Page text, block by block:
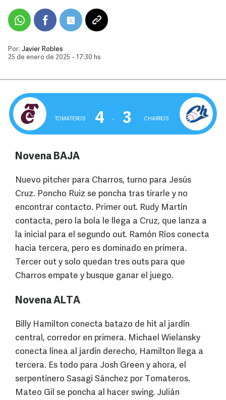
Por: Javier Robles
25 de enero de 2025 - 17:30 hs
TOMATEROS 4 ‒ 3 CHARROS
Novena BAJA
Nuevo pitcher para Charros, turno para Jesús
Cruz. Poncho Ruiz se poncha tras tirarle y no
encontrar contacto. Primer out. Rudy Martín
contacta, pero la bola le llega a Cruz, que lanza a
la inicial para el segundo out. Ramón Ríos conecta
hacia tercera, pero es dominado en primera.
Tercer out y solo quedan tres outs para que
Charros empate y busque ganar el juego.
Novena ALTA
Billy Hamilton conecta batazo de hit al jardín
central, corredor en primera. Michael Wielansky
conecta línea al jardín derecho, Hamilton llega a
tercera. Es todo para Josh Green y ahora, el
serpentinero Sasagi Sánchez por Tomateros.
Mateo Gil se poncha al hacer swing. Julián